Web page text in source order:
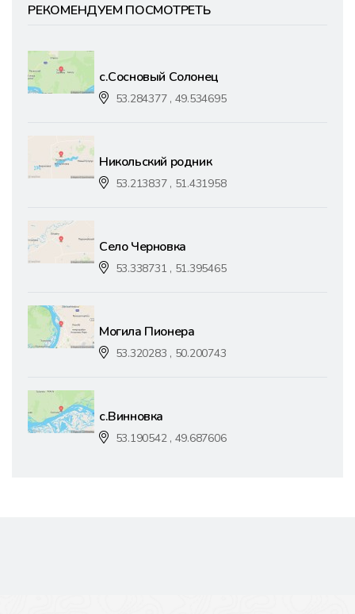
РЕКОМЕНДУЕМ ПОСМОТРЕТЬ
с.Сосновый Солонец
53.284377 , 49.534695
Никольский родник
53.213837 , 51.431958
Село Черновка
53.338731 , 51.395465
Могила Пионера
53.320283 , 50.200743
с.Винновка
53.190542 , 49.687606